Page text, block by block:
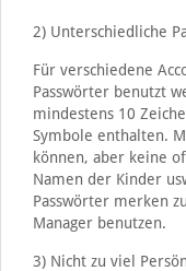
2) Unterschiedliche
Für verschiedene
Passwörter benutzt
mindestens 10
Symbole enthalten.
können, aber keine
Namen der Kinder
Passwörter merken
Manager benutzen.
3) Nicht zu viel